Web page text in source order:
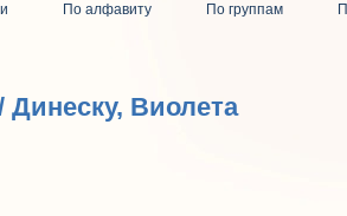
По алфавиту По группам
Динеску, Виолета